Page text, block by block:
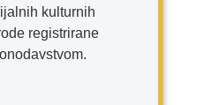
kulturnih
registrirane